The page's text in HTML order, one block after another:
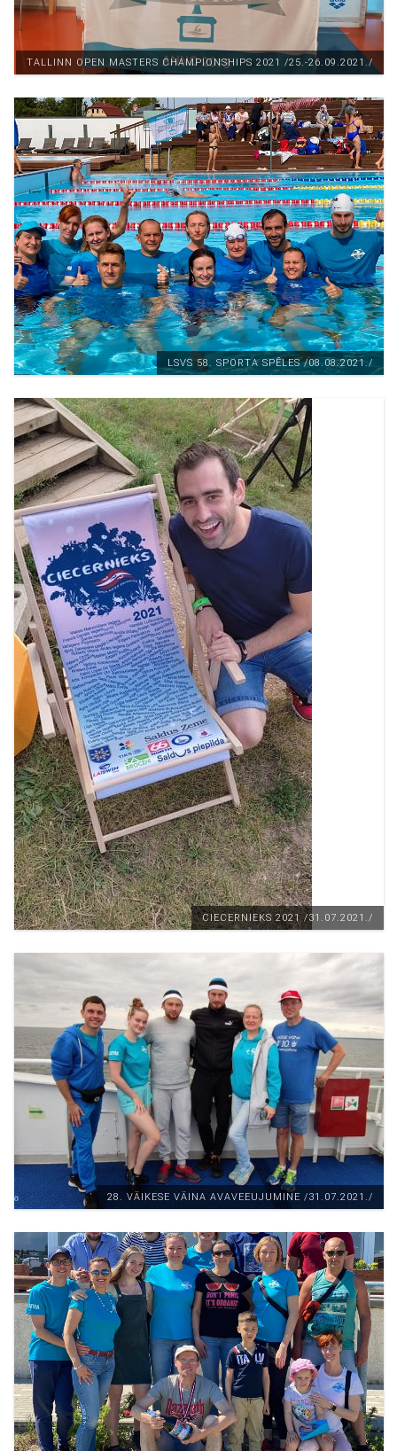
TALLINN OPEN MASTERS CHAMPIONSHIPS 2021 /25.-26.09.2021./
LSVS 58. SPORTA SPĒLES /08.08.2021./
CIECERNIEKS 2021 /31.07.2021./
28. VÄIKESE VÄINA AVAVEEUJUMINE /31.07.2021./